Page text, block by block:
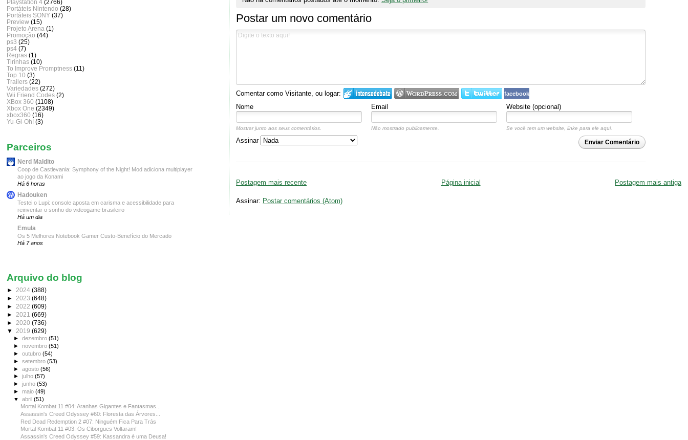
Postar um novo comentário
Comentar como Visitante, ou logar: facebook
Nome Email Website (opcional)
Mostrar junto aos seus comentários. Não mostrado publicamente. Se você tem um website, linke para ele aqui.
Enviar Comentário
Assinar
Postagem mais recente Postagem mais antiga
Página inicial
Assinar: Postar comentários (Atom)
Playstation 4 (2766)
Portáteis Nintendo (28)
Portáteis SONY (37)
Preview (15)
Projeto Arena (1)
Promoção (44)
ps3 (25)
ps4 (7)
Regras (1)
Tirinhas (10)
To Improve Promptness (11)
Top 10 (3)
Trailers (22)
Variedades (272)
Wii Friend Codes (2)
XBox 360 (1108)
Xbox One (2349)
xbox360 (16)
Yu-Gi-Oh! (3)
Parceiros
Nerd Maldito
Coop de Castlevania: Symphony of the Night! Mod adiciona multiplayer
ao jogo da Konami
Há 6 horas
Hadouken
Testei o Lupi: console aposta em carisma e acessibilidade para
reinventar o sonho do videogame brasileiro
Há um dia
Emula
Os 5 Melhores Notebook Gamer Custo-Benefício do Mercado
Há 7 anos
Arquivo do blog
► 2024 (388)
► 2023 (648)
► 2022 (609)
► 2021 (669)
► 2020 (736)
▼ 2019 (629)
►dezembro(51)
►novembro(51)
►outubro(54)
►setembro(53)
►agosto(56)
►julho(57)
►junho(53)
►maio(49)
▼abril(51)
Mortal Kombat 11 #04: Aranhas Gigantes e Fantasmas...
Assassin's Creed Odyssey #60: Floresta das Árvores...
Red Dead Redemption 2 #07: Ninguém Fica Para Trás
Mortal Kombat 11 #03: Os Ciborgues Voltaram!
Assassin's Creed Odyssey #59: Kassandra é uma Deusa!